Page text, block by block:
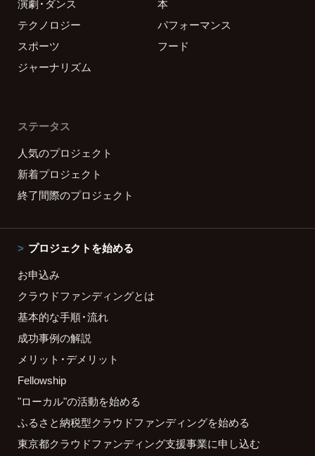
演劇・ダンス
本
テクノロジー
パフォーマンス
スポーツ
フード
ジャーナリズム
ステータス
人気のプロジェクト
新着プロジェクト
終了間際のプロジェクト
プロジェクトを始める
お申込み
クラウドファンディングとは
基本的な手順・流れ
成功事例の解説
メリット・デメリット
Fellowship
"ローカル"の活動を始める
ふるさと納税型クラウドファンディングを始める
東京都クラウドファンディング支援事業に申し込む